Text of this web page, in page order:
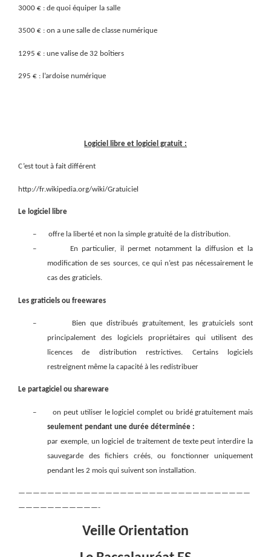
3000 € : de quoi équiper la salle
3500 € : on a une salle de classe numérique
1295 € : une valise de 32 boîtiers
295 € : l’ardoise numérique
Logiciel libre et logiciel gratuit :
C’est tout à fait différent
http://fr.wikipedia.org/wiki/Gratuiciel
Le logiciel libre
–
offre la liberté et non la simple gratuité de la distribution.
–
En particulier, il permet notamment la diffusion et la
modification de ses sources, ce qui n’est pas nécessairement le
cas des graticiels.
Les graticiels ou freewares
–
Bien que distribués gratuitement, les gratuiciels sont
principalement des logiciels propriétaires qui utilisent des
licences de distribution restrictives. Certains logiciels
restreignent même la capacité à les redistribuer
Le partagiciel ou shareware
–
on peut utiliser le logiciel complet ou bridé gratuitement mais
seulement pendant une durée déterminée :
par exemple, un logiciel de traitement de texte peut interdire la
sauvegarde des fichiers créés, ou fonctionner uniquement
pendant les 2 mois qui suivent son installation.
————————————————————————————————
———————————-
Veille Orientation